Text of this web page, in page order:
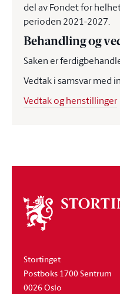
del av Fondet for
perioden 2021-2027.
Behandling og
Saken er
Vedtak i samsvar med
Vedtak og henstillinger
Om
stortinget
Stortinget
Postboks 1700 Sentrum
0026 Oslo